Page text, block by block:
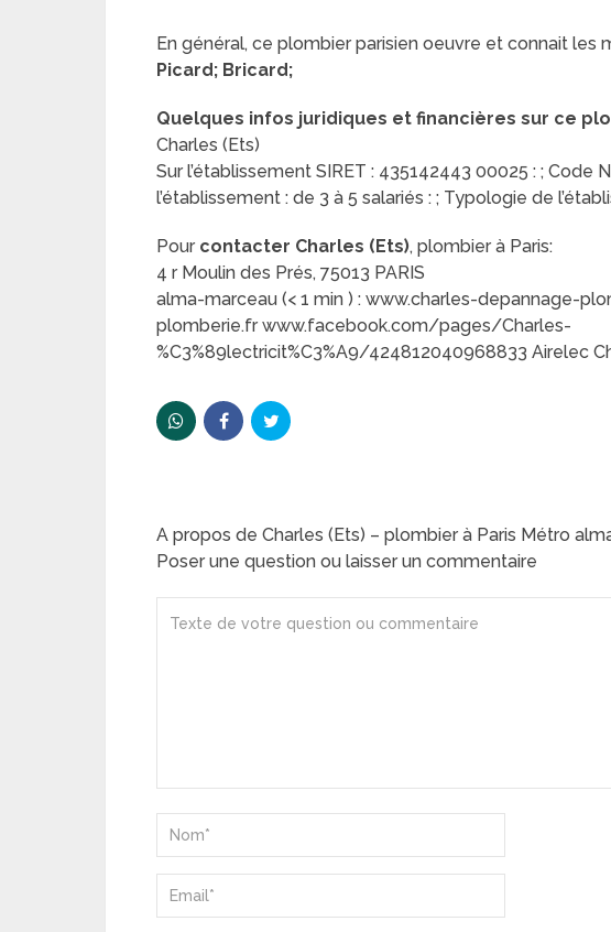
En général, ce plombier parisien oeuvre et connait les
Picard; Bricard;
Quelques infos juridiques et financières sur ce
Charles (Ets)
Sur l’établissement SIRET : 435142443 00025 : ; Code
l’établissement : de 3 à 5 salariés : ; Typologie de
Pour contacter Charles (Ets), plombier à Paris:
4 r Moulin des Prés, 75013 PARIS
alma-marceau (< 1 min ) : www.charles-depannage-
plomberie.fr www.facebook.com/pages/Charles-
%C3%89lectricit%C3%A9/424812040968833 Airelec
A propos de Charles (Ets) – plombier à Paris Métro
Poser une question ou laisser un commentaire